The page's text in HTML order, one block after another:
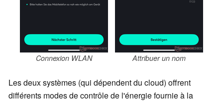
Connexion WLAN Attribuer un nom
Les deux systèmes (qui dépendent du cloud) offrent
différents modes de contrôle de l'énergie fournie à la